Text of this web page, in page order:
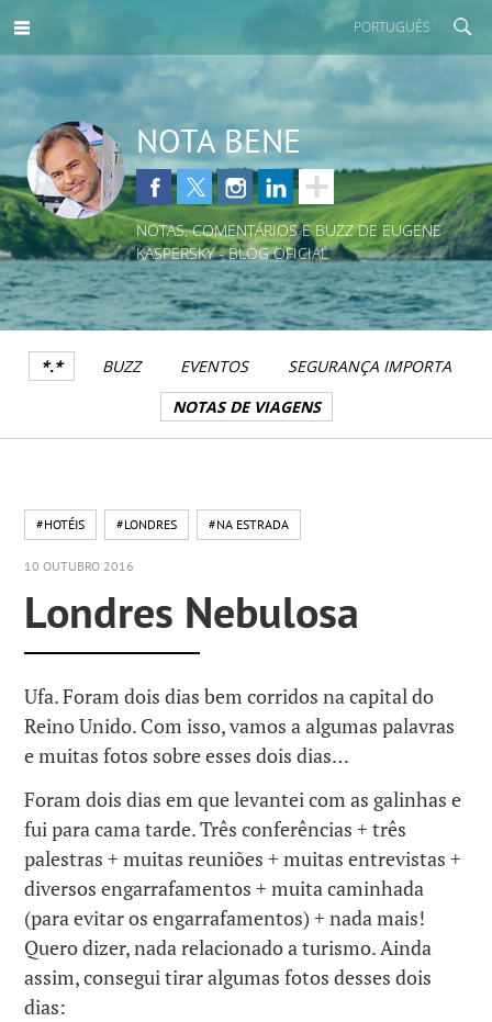
PORTUGUÊS
NOTA BENE
NOTAS, COMENTÁRIOS E BUZZ DE EUGENE
KASPERSKY - BLOG OFICIAL
*.* BUZZ EVENTOS
SEGURANÇA IMPORTA
NOTAS DE VIAGENS
#HOTÉIS #LONDRES #NA ESTRADA
10 OUTUBRO 2016
Londres Nebulosa
Ufa. Foram dois dias bem corridos na capital do
Reino Unido. Com isso, vamos a algumas palavras
e muitas fotos sobre esses dois dias…
Foram dois dias em que levantei com as galinhas e
fui para cama tarde. Três conferências + três
palestras + muitas reuniões + muitas entrevistas +
diversos engarrafamentos + muita caminhada
(para evitar os engarrafamentos) + nada mais!
Quero dizer, nada relacionado a turismo. Ainda
assim, consegui tirar algumas fotos desses dois
dias: